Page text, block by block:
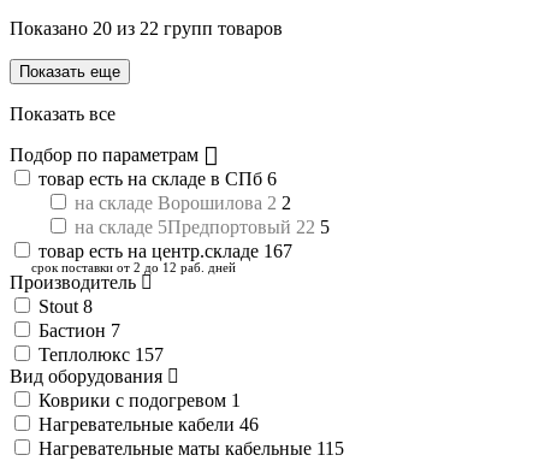
Показано 20 из 22 групп товаров
Показать еще
Показать все
Подбор по параметрам
товар есть на складе в СПб 6
на складе Ворошилова 2 2
на складе 5Предпортовый 22 5
товар есть на центр.складе 167
срок поставки от 2 до 12 раб. дней
Производитель
Stout 8
Бастион 7
Теплолюкс 157
Вид оборудования
Коврики с подогревом 1
Нагревательные кабели 46
Нагревательные маты кабельные 115